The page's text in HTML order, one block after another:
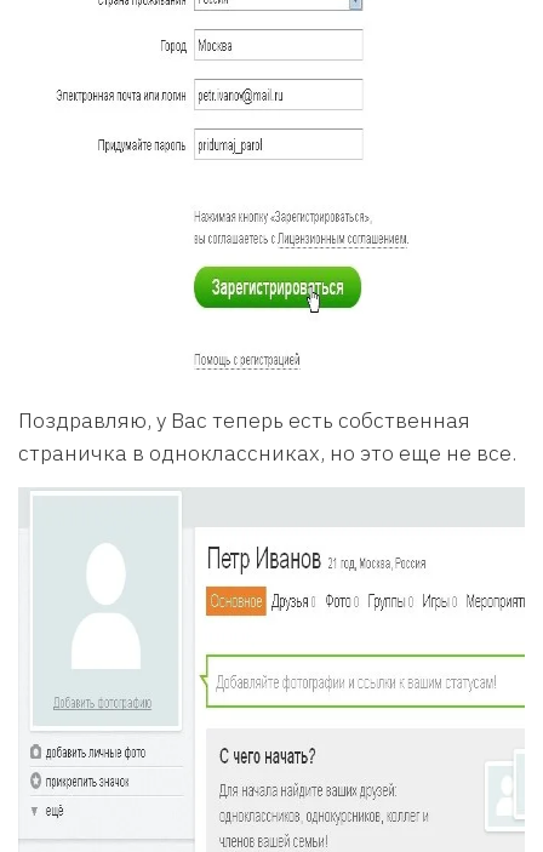
Поздравляю, у Вас теперь есть собственная
страничка в одноклассниках, но это еще не все.